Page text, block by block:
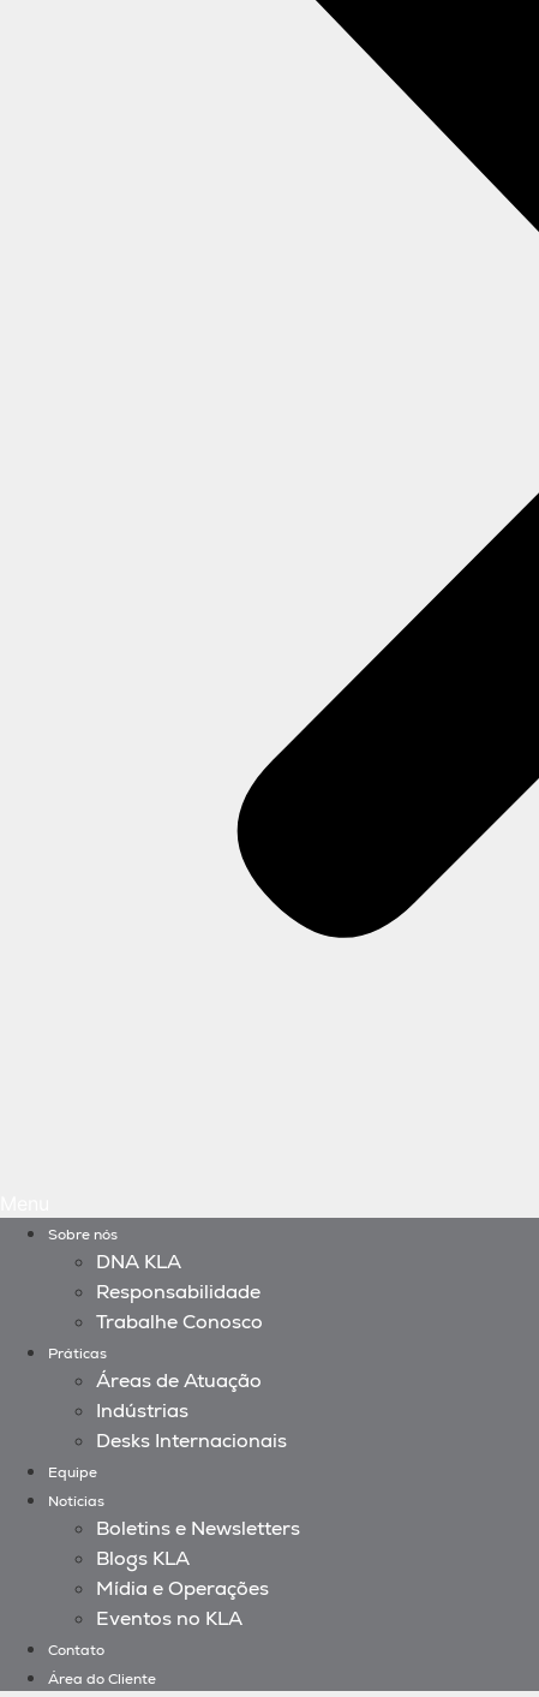
Sobre nós
DNA KLA
Responsabilidade
Trabalhe Conosco
Práticas
Áreas de Atuação
Indústrias
Desks Internacionais
Equipe
Notícias
Boletins e Newsletters
Blogs KLA
Mídia e Operações
Eventos no KLA
Contato
Área do Cliente